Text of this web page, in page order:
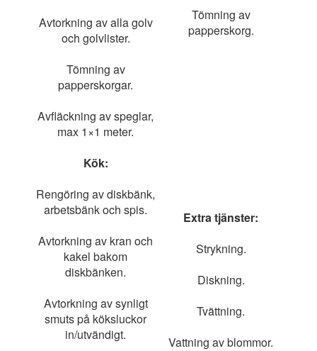
Avtorkning av alla golv
och golvlister.
Tömning av
papperskorgar.
Avfläckning av speglar,
max 1×1 meter.
Tömning av
papperskorg.
Kök:
Rengöring av diskbänk,
arbetsbänk och spis.
Avtorkning av kran och
kakel bakom
diskbänken.
Avtorkning av synligt
smuts på köksluckor
in/utvändigt.
Extra tjänster:
Strykning.
Diskning.
Tvättning.
Vattning av blommor.